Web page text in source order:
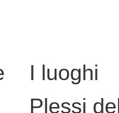
I luoghi
Plessi